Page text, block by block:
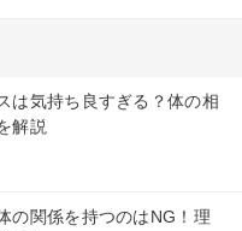
は気持ち良すぎる？体の相
解説
の関係を持つのはNG！理